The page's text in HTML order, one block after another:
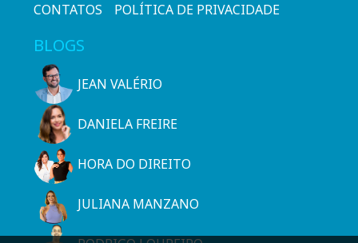
CONTATOS POLÍTICA DE PRIVACIDADE
BLOGS
JEAN VALÉRIO
DANIELA FREIRE
HORA DO DIREITO
JULIANA MANZANO